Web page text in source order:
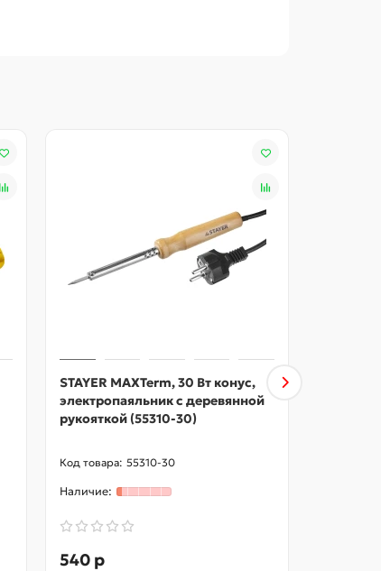
STAYER MAXTerm, 30 Вт конус,
электропаяльник с деревянной
рукояткой (55310-30)
55310-30
540 р